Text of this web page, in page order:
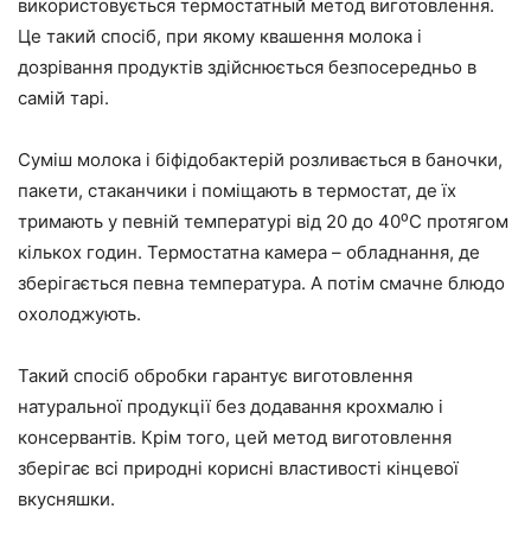
використовується термостатный метод виготовлення.
Це такий спосіб, при якому квашення молока і
дозрівання продуктів здійснюється безпосередньо в
самій тарі.
Суміш молока і біфідобактерій розливається в баночки,
пакети, стаканчики і поміщають в термостат, де їх
тримають у певній температурі від 20 до 40⁰С протягом
кількох годин. Термостатна камера – обладнання, де
зберігається певна температура. А потім смачне блюдо
охолоджують.
Такий спосіб обробки гарантує виготовлення
натуральної продукції без додавання крохмалю і
консервантів. Крім того, цей метод виготовлення
зберігає всі природні корисні властивості кінцевої
вкусняшки.